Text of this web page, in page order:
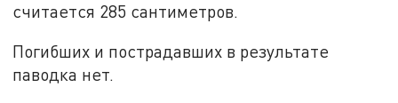
считается 285 сантиметров.
Погибших и пострадавших в результате
паводка нет.